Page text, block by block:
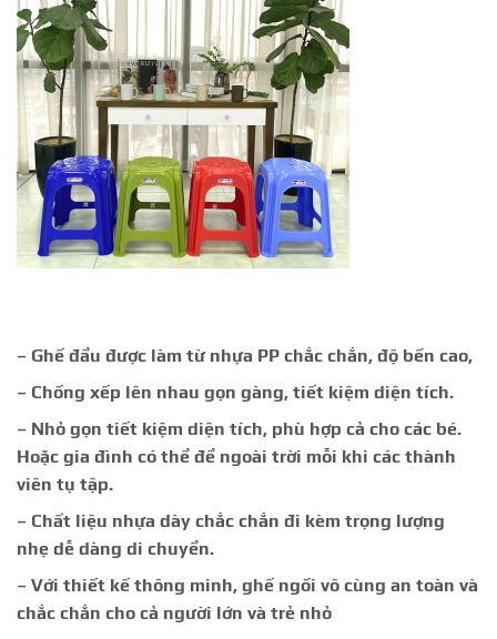
– Ghế đẩu được làm từ nhựa PP chắc chắn, độ bền cao,
– Chồng xếp lên nhau gọn gàng, tiết kiệm diện tích.
– Nhỏ gọn tiết kiệm diện tích, phù hợp cả cho các bé.
Hoặc gia đình có thể để ngoài trời mỗi khi các thành
viên tụ tập.
– Chất liệu nhựa dày chắc chắn đi kèm trọng lượng
nhẹ dễ dàng di chuyển.
– Với thiết kế thông minh, ghế ngồi vô cùng an toàn và
chắc chắn cho cả người lớn và trẻ nhỏ